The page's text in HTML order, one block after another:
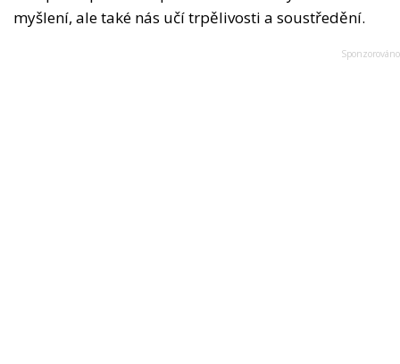
myšlení, ale také nás učí trpělivosti a soustředění.